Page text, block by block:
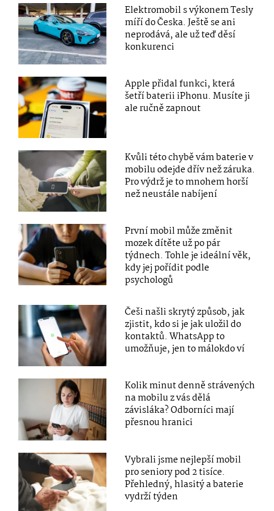
Elektromobil s výkonem Tesly
míří do Česka. Ještě se ani
neprodává, ale už teď děsí
konkurenci
Apple přidal funkci, která
šetří baterii iPhonu. Musíte ji
ale ručně zapnout
Kvůli této chybě vám baterie v
mobilu odejde dřív než záruka.
Pro výdrž je to mnohem horší
než neustále nabíjení
První mobil může změnit
mozek dítěte už po pár
týdnech. Tohle je ideální věk,
kdy jej pořídit podle
psychologů
Češi našli skrytý způsob, jak
zjistit, kdo si je jak uložil do
kontaktů. WhatsApp to
umožňuje, jen to málokdo ví
Kolik minut denně strávených
na mobilu z vás dělá
závisláka? Odborníci mají
přesnou hranici
Vybrali jsme nejlepší mobil
pro seniory pod 2 tisíce.
Přehledný, hlasitý a baterie
vydrží týden